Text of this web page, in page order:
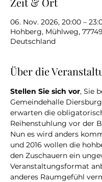
06. Nov. 2026, 20:00 –
Hohberg, Mühlweg,
Deutschland
Über die
Stellen Sie sich vor, Sie
Gemeindehalle
erwarten die
Reihenstuhlung vor der
Nun es wird anders
und 2016 wollen die
den Zuschauern ein
Veranstaltungsformat
anderes Raumgefühl